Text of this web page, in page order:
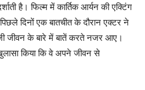
है। फिल्म में कार्तिक आर्यन की एक्टिंग
दिनों एक बातचीत के दौरान एक्टर ने
जीवन के बारे में बातें करते नजर आए।
किया कि वे अपने जीवन से